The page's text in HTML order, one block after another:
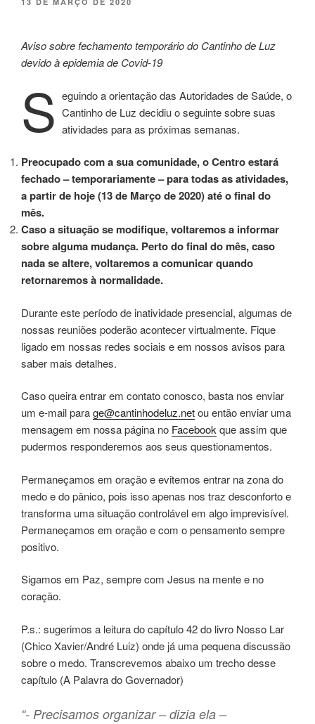
Aviso sobre fechamento temporário do Cantinho de Luz
devido à epidemia de Covid-19
S eguindo a orientação das Autoridades de Saúde, o
Cantinho de Luz decidiu o seguinte sobre suas
atividades para as próximas semanas.
Preocupado com a sua comunidade, o Centro estará
fechado – temporariamente – para todas as atividades,
a partir de hoje (13 de Março de 2020) até o final do
mês.
Caso a situação se modifique, voltaremos a informar
sobre alguma mudança. Perto do final do mês, caso
nada se altere, voltaremos a comunicar quando
retornaremos à normalidade.
Durante este período de inatividade presencial, algumas de
nossas reuniões poderão acontecer virtualmente. Fique
ligado em nossas redes sociais e em nossos avisos para
saber mais detalhes.
Caso queira entrar em contato conosco, basta nos enviar
um e-mail parage@cantinhodeluz.netou então enviar uma
mensagem em nossa página no Facebookque assim que
pudermos responderemos aos seus questionamentos.
Permaneçamos em oração e evitemos entrar na zona do
medo e do pânico, pois isso apenas nos traz desconforto e
transforma uma situação controlável em algo imprevisível.
Permaneçamos em oração e com o pensamento sempre
positivo.
Sigamos em Paz, sempre com Jesus na mente e no
coração.
P.s.: sugerimos a leitura do capítulo 42 do livro Nosso Lar
(Chico Xavier/André Luiz) onde já uma pequena discussão
sobre o medo. Transcrevemos abaixo um trecho desse
capítulo (A Palavra do Governador)
“- Precisamos organizar – dizia ela –